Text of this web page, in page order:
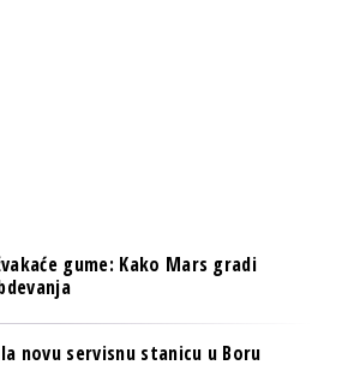
gume: Kako Mars gradi
novu servisnu stanicu u Boru